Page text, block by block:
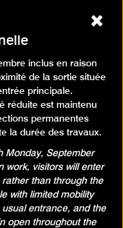
│
au
inclus en raison
de la sortie située
principale.
réduite est maintenu
permanentes
la durée des travaux.
Monday, September
work, visitors will enter
than through the
with limited mobility
entrance, and the
open throughout the